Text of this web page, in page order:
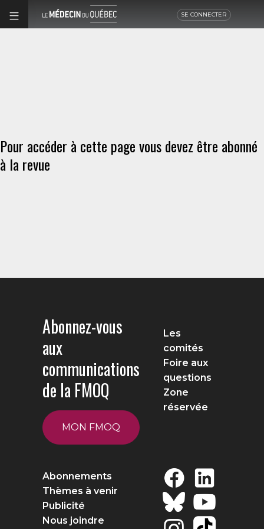
SE CONNECTER
Pour accéder à cette page vous devez être abonné
à la revue
Abonnez-vous
aux
communications
de la FMOQ
MON FMOQ
Les
comités
Foire aux
questions
Zone
réservée
Abonnements
Thèmes à venir
Publicité
Nous joindre